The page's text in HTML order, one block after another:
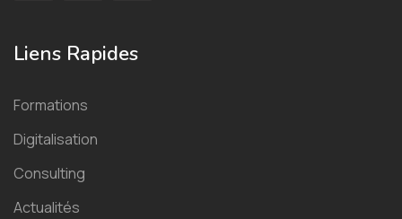
Liens Rapides
Formations
Digitalisation
Consulting
Actualités